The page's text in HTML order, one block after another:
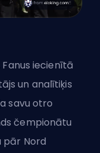
iecienītā
un analītiķis
savu otro
čempionātu
pār Nord